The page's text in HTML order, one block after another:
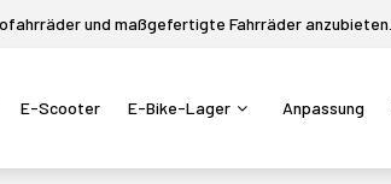
und maßgefertigte Fahrräder anzubieten.
E-Scooter E-Bike-Lager Anpassung